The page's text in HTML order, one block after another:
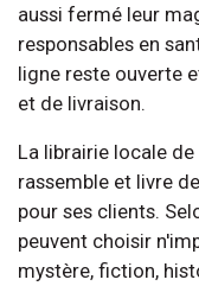
aussi fermé leur
responsables en
ligne reste ouverte
et de livraison.
La librairie locale de
rassemble et livre
pour ses clients.
peuvent choisir
mystère, fiction,